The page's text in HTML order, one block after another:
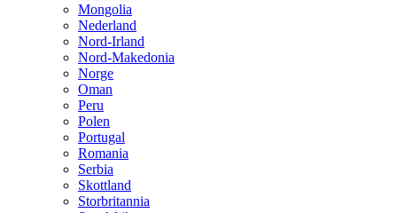
Mongolia
Nederland
Nord-Irland
Nord-Makedonia
Norge
Oman
Peru
Polen
Portugal
Romania
Serbia
Skottland
Storbritannia